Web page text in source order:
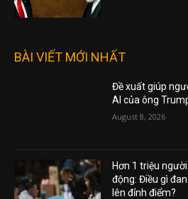
BÀI VIẾT MỚI NHẤT
Đề xuất giúp
AI của ông
August 8, 2026
Hơn 1 triệu
động: Điều gì
lên đỉnh điểm?